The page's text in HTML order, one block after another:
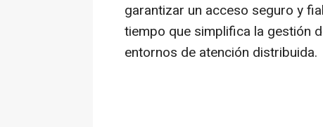
garantizar un acceso seguro y
tiempo que simplifica la gestión
entornos de atención distribuida.